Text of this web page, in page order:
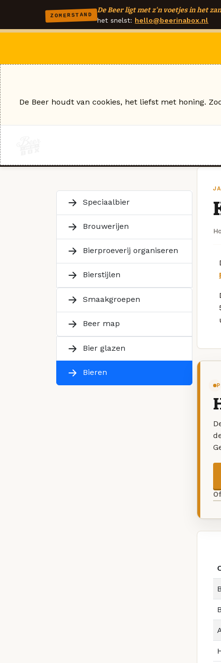
ZOMERSTAND
De Beer ligt met z'n voetjes in het
het snelst: hello@beerinabox.nl
Speciaalbier
Brouwerijen
Bierproeverij organiseren
Bierstijlen
Smaakgroepen
Beer map
Bier glazen
Bieren
De Beer houdt van cookies, het liefst met honing.